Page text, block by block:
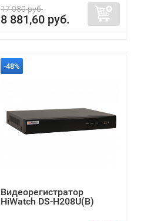
17 080 руб.
8 881,60 руб.
-48%
Видеорегистратор
HiWatch DS-H208U(B)